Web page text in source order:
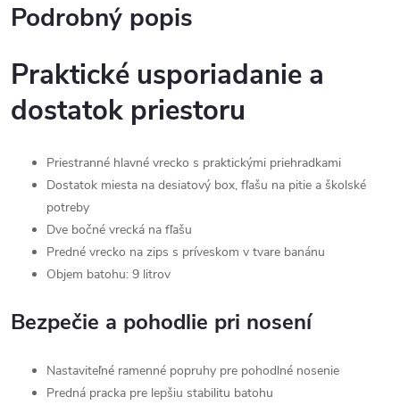
Podrobný popis
Praktické usporiadanie a
dostatok priestoru
Priestranné hlavné vrecko s praktickými priehradkami
Dostatok miesta na desiatový box, fľašu na pitie a školské
potreby
Dve bočné vrecká na fľašu
Predné vrecko na zips s príveskom v tvare banánu
Objem batohu: 9 litrov
Bezpečie a pohodlie pri nosení
Nastaviteľné ramenné popruhy pre pohodlné nosenie
Predná pracka pre lepšiu stabilitu batohu